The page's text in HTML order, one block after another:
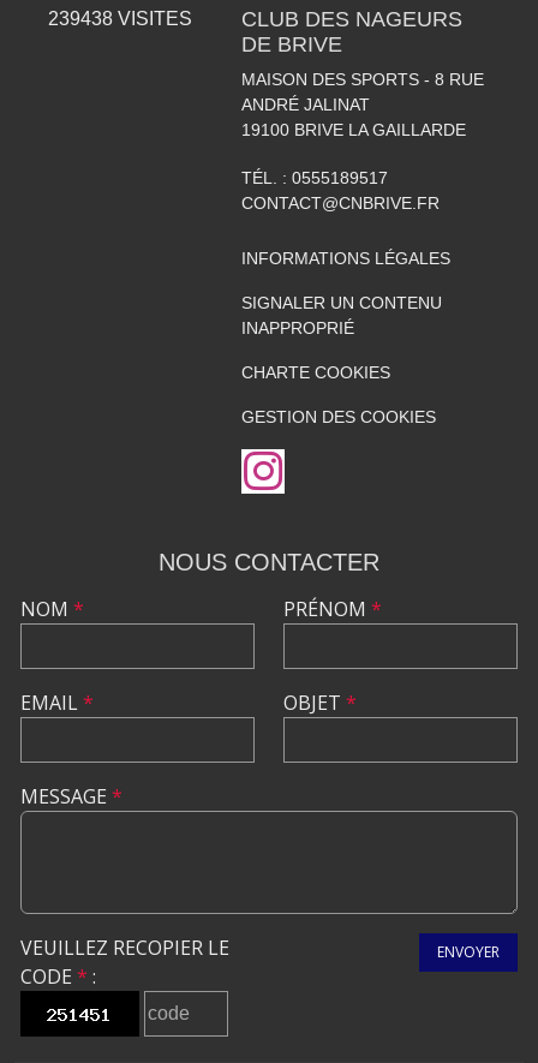
239438 VISITES
CLUB DES NAGEURS
DE BRIVE
MAISON DES SPORTS - 8 RUE
ANDRÉ JALINAT
19100 BRIVE LA GAILLARDE
TÉL. : 0555189517
CONTACT@CNBRIVE.FR
INFORMATIONS LÉGALES
SIGNALER UN CONTENU
INAPPROPRIÉ
CHARTE COOKIES
GESTION DES COOKIES
NOUS CONTACTER
NOM *
EMAIL*
PRÉNOM *
OBJET *
MESSAGE *
VEUILLEZ RECOPIER LE
CODE * :
ENVOYER